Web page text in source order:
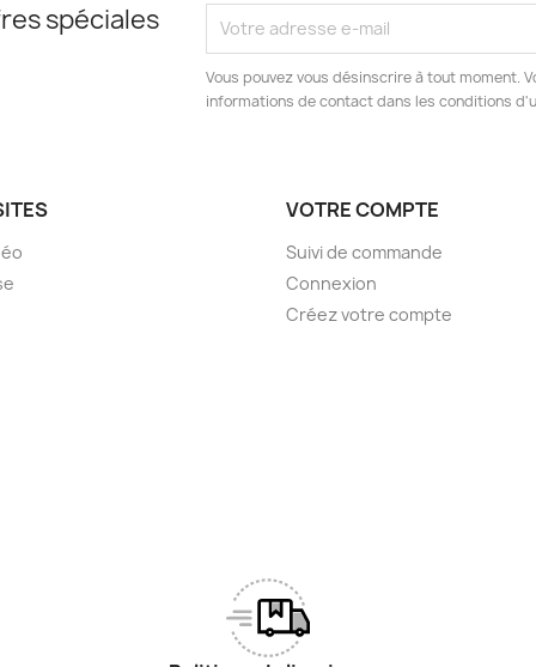
spéciales
Vous pouvez vous désinscrire à tout moment.
informations de contact dans les conditions
VOTRE COMPTE
Suivi de commande
Connexion
Créez votre compte